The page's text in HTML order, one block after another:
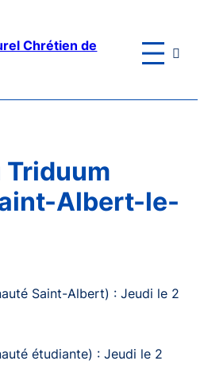
Chrétien de

Triduum
Albert-le-
Saint-Albert) : Jeudi le 2
étudiante) : Jeudi le 2